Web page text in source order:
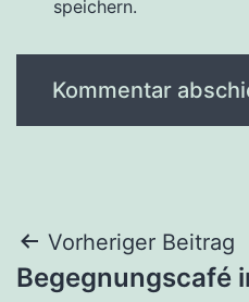
speichern.
Vorheriger Beitrag
Begegnungscafé